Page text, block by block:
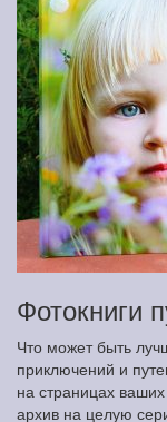
Фотокниги
Что может быть
приключений и
на страницах
архив на целую